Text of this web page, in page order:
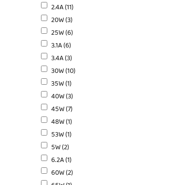
2.4A (11)
20W (3)
25W (6)
3.1A (6)
3.4A (3)
30W (10)
35W (1)
40W (3)
45W (7)
48W (1)
53W (1)
5W (2)
6.2A (1)
60W (2)